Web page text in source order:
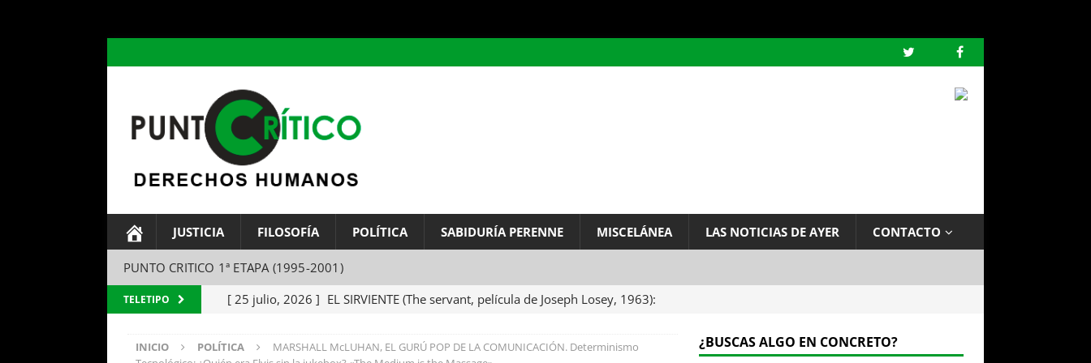
JUSTICIA FILOSOFÍA POLÍTICA SABIDURÍA PERENNE MISCELÁNEA LAS NOTICIAS DE AYER CONTACTO
PUNTO CRITICO 1ª ETAPA (1995-2001)
TELETIPO [ 25 julio, 2026 ] EL SIRVIENTE (The servant, película de Joseph Losey, 1963):
[ 24 julio, 2026 ] EL TEMA DEL INFINITO, por Baruch de Spinoza (Carta de
INICIO POLÍTICA
MARSHALL McLUHAN, EL GURÚ POP DE LA COMUNICACIÓN. Determinismo
¿BUSCAS ALGO EN CONCRETO?